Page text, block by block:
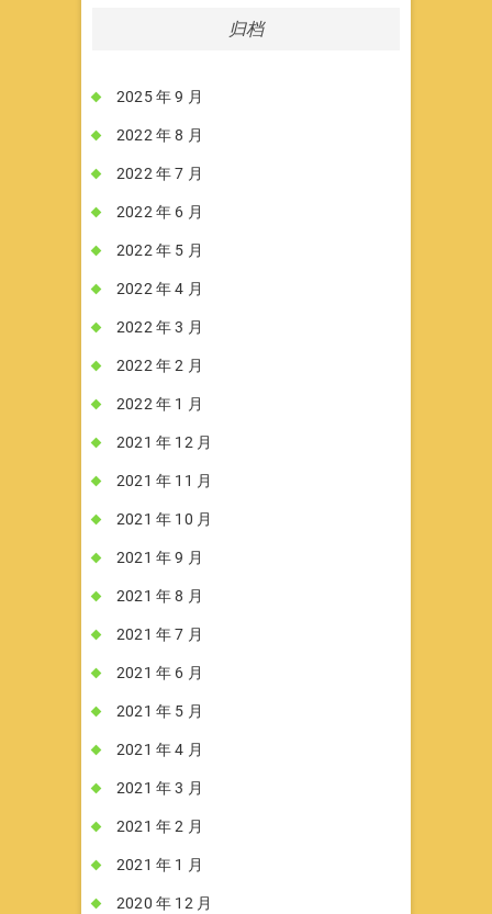
归档
2025 年 9 月
2022 年 8 月
2022 年 7 月
2022 年 6 月
2022 年 5 月
2022 年 4 月
2022 年 3 月
2022 年 2 月
2022 年 1 月
2021 年 12 月
2021 年 11 月
2021 年 10 月
2021 年 9 月
2021 年 8 月
2021 年 7 月
2021 年 6 月
2021 年 5 月
2021 年 4 月
2021 年 3 月
2021 年 2 月
2021 年 1 月
2020 年 12 月